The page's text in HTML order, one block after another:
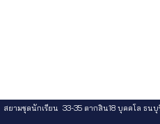
สยามชุดนักเรียน 33-35 ตากสิน18 บุคคโล ธน